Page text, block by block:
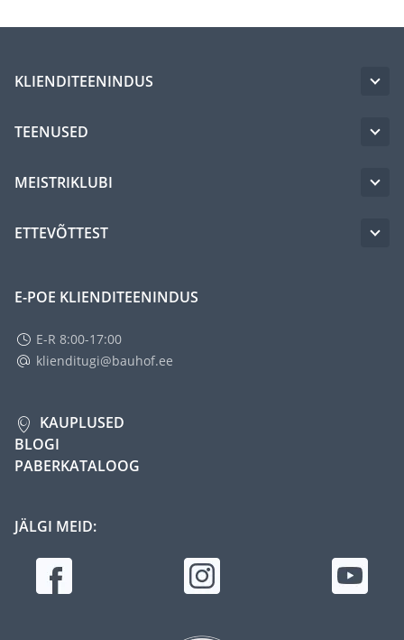
KLIENDITEENINDUS
TEENUSED
MEISTRIKLUBI
ETTEVÕTTEST
E-POE KLIENDITEENINDUS
E-R 8:00-17:00
klienditugi@bauhof.ee
KAUPLUSED
BLOGI
PABERKATALOOG
JÄLGI MEID: